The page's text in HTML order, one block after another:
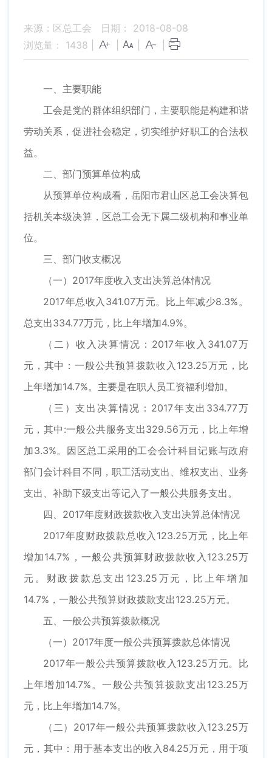
来源：区总工会
日期： 2018-08-08
浏览量： 1438
一、主要职能
工会是党的群体组织部门，主要职能是构建和谐
劳动关系，促进社会稳定，切实维护好职工的合法权
益。
二、部门预算单位构成
从预算单位构成看，岳阳市君山区总工会决算包
括机关本级决算，区总工会无下属二级机构和事业单
位。
三、部门收支概况
（一）2017年度收入支出决算总体情况
2017年总收入341.07万元。比上年减少8.3%。
总支出334.77万元，比上年增加4.9%。
（二）收入决算情况：2017年收入341.07万
元，其中：一般公共预算拨款收入123.25万元，比
上年增加14.7%。主要是在职人员工资福利增加。
（三）支出决算情况：2017年支出334.77万
元，其中:一般公共服务支出329.56万元，比上年增
加3.3%。因区总工采用的工会会计科目记账与政府
部门会计科目不同，职工活动支出、维权支出、业务
支出、补助下级支出等记入了一般公共服务支出。
四、2017年度财政拨款收入支出决算总体情况
2017年度财政拨款总收入123.25万元，比上年
增加14.7%，一般公共预算财政拨款收入123.25万
元。财政拨款总支出123.25万元，比上年增加
14.7%，一般公共预算财政拨款支出123.25万元。
五、一般公共预算拨款概况
（一）2017年度一般公共预算拨款总体情况
2017年一般公共预算拨款收入123.25万元。比
上年增加14.7%。一般公共预算拨款支出123.25万
元，比上年增加14.7%。
（二）2017年一般公共预算拨款收入123.25万
元，其中：用于基本支出的收入84.25万元，用于项